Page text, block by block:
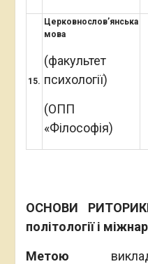
1 5.
Церковнослов’янська
мова
(факультет
психології)
(ОПП
«Філософія)
ОСНОВИ РИТОРИКИ
політології і
Метою